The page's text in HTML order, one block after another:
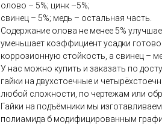
олово – 5%; цинк –5%;
свинец – 5%; медь – остальная часть.
Содержание олова не менее 5%
уменьшает коэффициент усадки
коррозионную стойкость, а свинец –
У нас можно купить и заказать по
гайки на двухстоечные и
любой сложности, по чертежам или
Гайки на подъёмники мы
полиамида б модифицированным